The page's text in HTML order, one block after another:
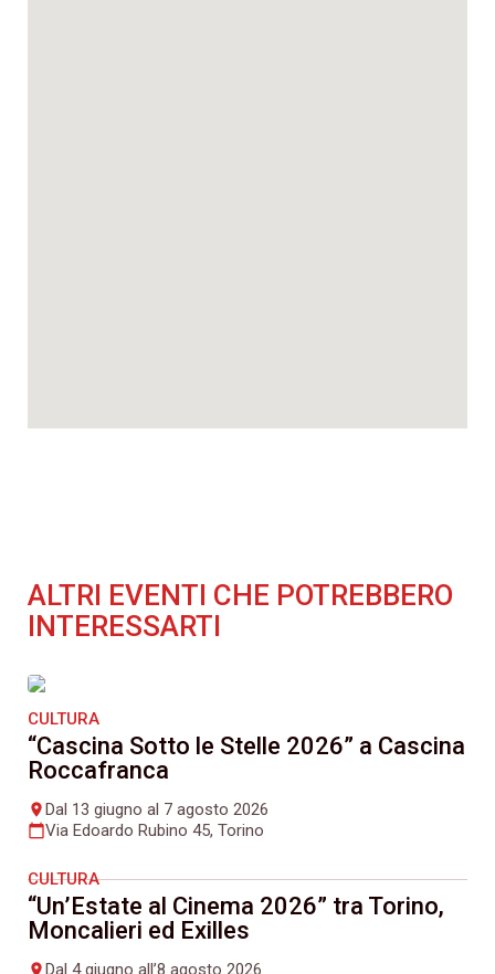
ALTRI EVENTI CHE POTREBBERO
INTERESSARTI
CULTURA
“Cascina Sotto le Stelle 2026” a Cascina
Roccafranca
placeDal 13 giugno al 7 agosto 2026
calendar_todayVia Edoardo Rubino 45, Torino
CULTURA
“Un’Estate al Cinema 2026” tra Torino,
Moncalieri ed Exilles
placeDal 4 giugno all’8 agosto 2026